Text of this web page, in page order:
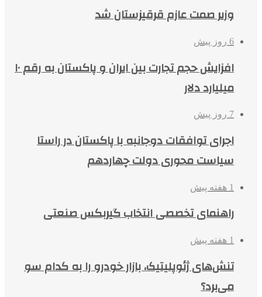
وزیر صمت عازم قرقیزستان شد
6 روز پیش
افزایش حجم تجارت بین ایران و پاکستان به رقم ۱۰
میلیارد دلار
7 روز پیش
اجرای توافقات دوجانبه با پاکستان در راستا
سیاست محوری دولت چهاردهم
1 هفته پیش
راهنمای تخصصی انتخاب گیربکس صنعتی
1 هفته پیش
تنش‌های ژئوپلیتیک، بازار خودرو را به کدام سو
می‌برد؟